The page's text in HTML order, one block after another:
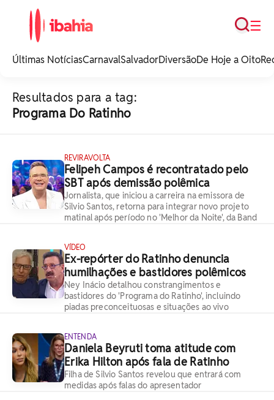
noticias e
☰
Busca
Últimas NotíciasCarnavalSalvadorDiversãoDe Hoje a Oito
Resultados para a tag:
Programa Do Ratinho
REVIRAVOLTA
Felipeh Campos é recontratado pelo
SBT após demissão polêmica
Jornalista, que iniciou a carreira na emissora de
Silvio Santos, retorna para integrar novo projeto
matinal após período no 'Melhor da Noite', da Band
VÍDEO
Ex-repórter do Ratinho denuncia
humilhações e bastidores polêmicos
Ney Inácio detalhou constrangimentos e
bastidores do 'Programa do Ratinho', incluindo
piadas preconceituosas e situações ao vivo
ENTENDA
Daniela Beyruti toma atitude com
Erika Hilton após fala de Ratinho
Filha de Silvio Santos revelou que entrará com
medidas após falas do apresentador